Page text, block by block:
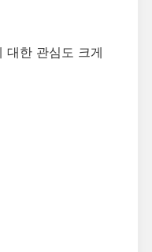
대한 관심도 크게